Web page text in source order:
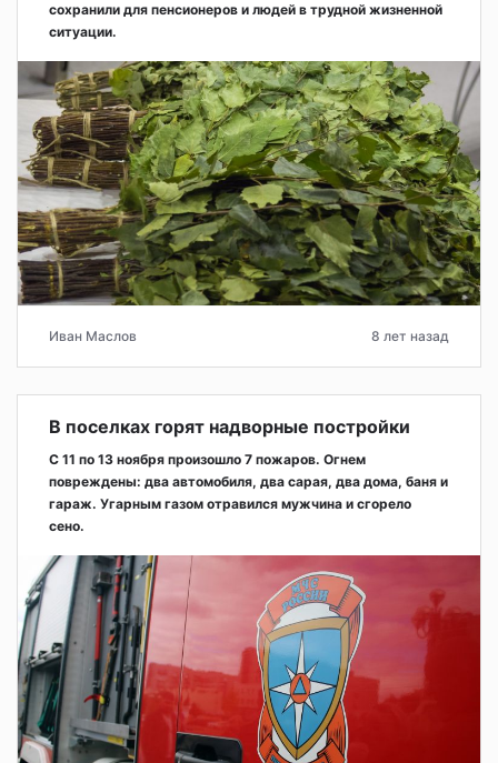
сохранили для пенсионеров и людей в трудной жизненной
ситуации.
Иван Маслов 8 лет назад
В поселках горят надворные постройки
С 11 по 13 ноября произошло 7 пожаров. Огнем
повреждены: два автомобиля, два сарая, два дома, баня и
гараж. Угарным газом отравился мужчина и сгорело
сено.